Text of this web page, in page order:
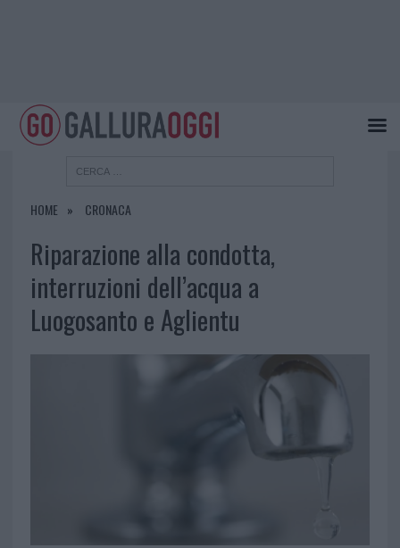
HOME CRONACA
Riparazione alla condotta,
interruzioni dell’acqua a
Luogosanto e Aglientu